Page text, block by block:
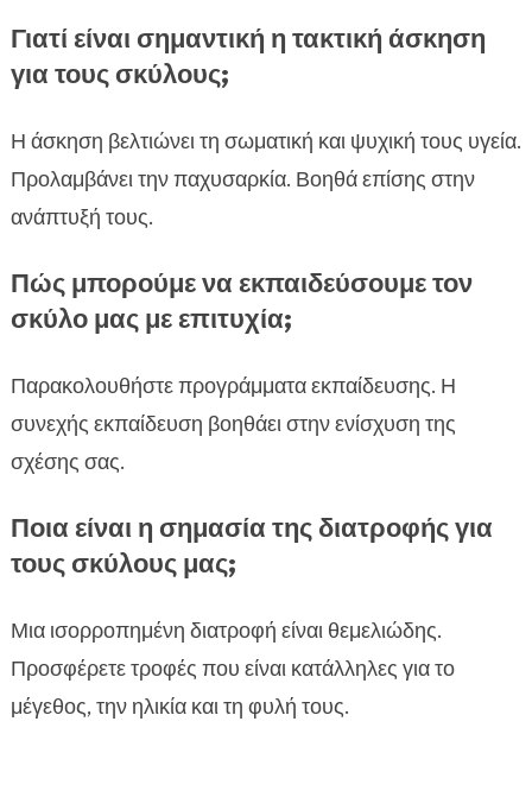
Γιατί είναι σημαντική η τακτική άσκηση
για τους σκύλους;
Η άσκηση βελτιώνει τη σωματική και ψυχική τους υγεία.
Προλαμβάνει την παχυσαρκία. Βοηθά επίσης στην
ανάπτυξή τους.
Πώς μπορούμε να εκπαιδεύσουμε τον
σκύλο μας με επιτυχία;
Παρακολουθήστε προγράμματα εκπαίδευσης. Η
συνεχής εκπαίδευση βοηθάει στην ενίσχυση της
σχέσης σας.
Ποια είναι η σημασία της διατροφής για
τους σκύλους μας;
Μια ισορροπημένη διατροφή είναι θεμελιώδης.
Προσφέρετε τροφές που είναι κατάλληλες για το
μέγεθος, την ηλικία και τη φυλή τους.